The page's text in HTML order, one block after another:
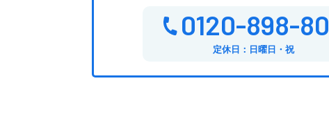
0120-898-
定休日：日曜日・祝